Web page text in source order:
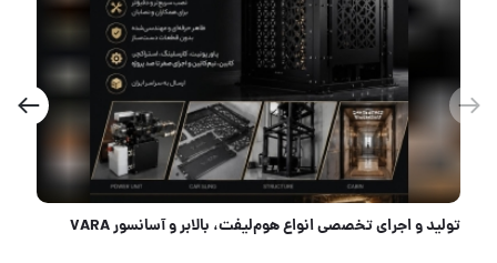
تولید و اجرای تخصصی انواع هوم‌لیفت، بالابر و آسانسور VARA